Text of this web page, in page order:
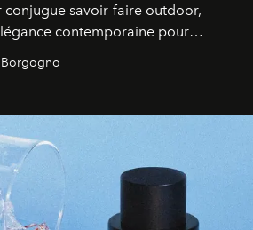
conjugue savoir-faire outdoor,
contemporaine pour